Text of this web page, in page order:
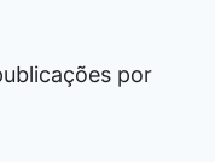
por